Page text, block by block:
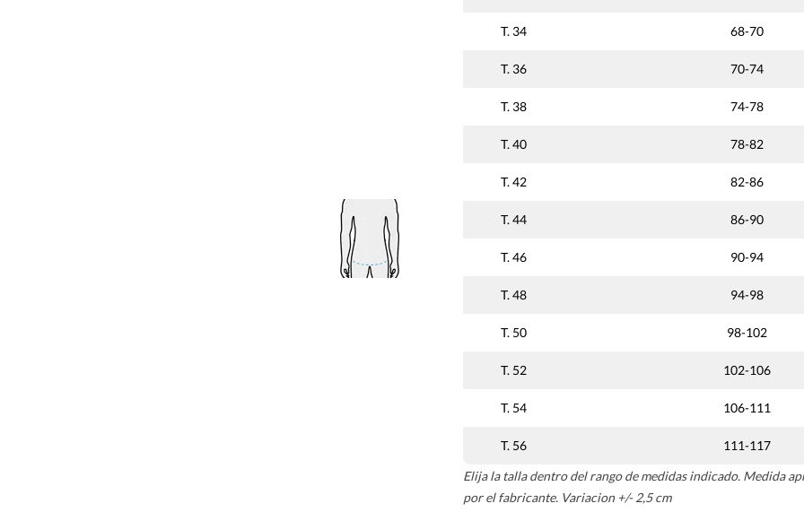
T. 34 68-70
T. 36 70-74
T. 38 74-78
T. 40 78-82
T. 42 82-86
T. 44 86-90
T. 46 90-94
T. 48 94-98
T. 50 98-102
T. 52 102-106
T. 54 106-111
T. 56
111-117
Elija la talla dentro del rango de medidas indicado. Medida
por el fabricante. Variacion +/- 2,5 cm